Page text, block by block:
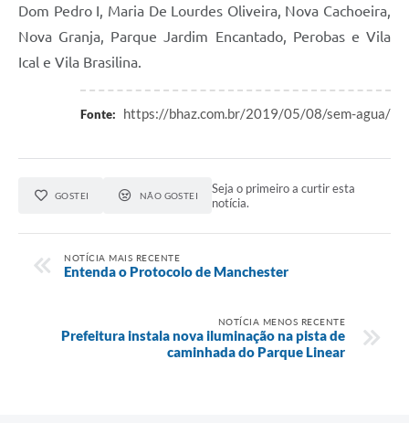
Dom Pedro I, Maria De Lourdes Oliveira, Nova Cachoeira,
Nova Granja, Parque Jardim Encantado, Perobas e Vila
Ical e Vila Brasilina.
Fonte: https://bhaz.com.br/2019/05/08/sem-agua/
GOSTEI NÃO GOSTEI
Seja o primeiro a curtir esta
notícia.
NOTÍCIA MAIS RECENTE
Entenda o Protocolo de Manchester
NOTÍCIA MENOS RECENTE
Prefeitura instala nova iluminação na pista de
caminhada do Parque Linear